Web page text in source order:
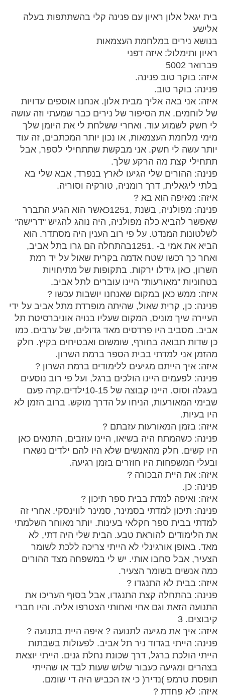
בית יגאל אלון ראיון עם פנינה קלי בהשתתפות בעלה
אלישע
בנושא נירים במלחמת העצמאות
ראיון ותימלול: איזה דפני
פברואר 5002
איזה: בוקר טוב פנינה.
פנינה: בוקר טוב.
איזה: אני באה אליך מבית אלון. אנחנו אוספים עדויות
של לוחמים. את הסיפור של נירים כבר שמעתי וזה עושה
לי חשק לשמוע עוד. ואחרי ששלחת לי את היומן שלך
מימי מלחמת העצמאות, או נכון יותר המכתבים, זה עוד
יותר עשה לי חשק. אני מבקשת שתתחילי לספר, אבל
תתחילי קצת מה הרקע שלך.
פנינה: ההורים שלי הגיעו לארץ בנפרד, אבא שלי בא
בלתי ליגאלית, דרך רומניה, טורקיה וסוריה.
איזה: מאיפה הוא בא ?
פנינה: מפולניה, בשנת ,1251כאשר הוא הגיע התברר
שאפשר להביא כלה מפולניה, היה נוהג להגיש "דרישה"
לשלטונות המנדט. על פי רוב הענין היה מסתדר. הוא
הביא את אמי ב- .1251בהתחלה הם גרו בתל אביב,
ואחר כך רכשו שטח אדמה בקרית שאול על יד רמת
השרון, כאן גידלו ירקות. בתקופות של מתיחויות
בטחוניות "מאורעות" היינו עוברים לתל אביב.
איזה: ממש כאן במקום שאנחנו יושבות עכשו ?
פנינה: כן, קרית שאול, שהיתה מופרדת מתל אביב על ידי
העיירה שיך מוניס, המקום שעליו בנויה אוניברסיטת תל
אביב. מסביב היו פרדסים מאד גדולים, של ערבים. כמו
כן שדות תבואה בחורף, שומשום ואבטיחים בקיץ. חלק
מהזמן אני למדתי בבית הספר ברמת השרון.
איזה: איך הייתם מגיעים ללימודים ברמת השרון ?
פנינה: לפעמים היינו הולכים ברגל, ועל פי רוב נוסעים
בעגלה וסוס. היינו קבוצה של 10-15ילדים.קרה פעם
שבימי המאורעות, הניחו על הדרך מוקש. ברוב הזמן לא
היו בעיות.
איזה: בזמן המאורעות עזבתם ?
פנינה: כשהמתח היה בשיאו, היינו עוזבים, התנאים כאן
היו קשים. חלק מהאנשים שלא היו להם ילדים נשארו
ובעלי המשפחות היו חוזרים בזמן רגיעה.
איזה: את היית הבכורה ?
פנינה: כן.
איזה: ואיפה למדת בבית ספר תיכון ?
פנינה: תיכון למדתי בסמינר, סמינר לווינסקי. אחרי זה
למדתי בבית ספר חקלאי בעינות. יותר מאוחר השלמתי
את הלימודים להוראת טבע. הבית שלי היה דתי, לא
מאד. באופן אורגינלי לא הייתי צריכה ללכת לשומר
הצעיר, אבל סחבו אותי. יש לי במשפחה מצד ההורים
כמה אנשים בשומר הצעיר.
איזה: בבית לא התנגדו ?
פנינה: בהתחלה קצת התנגדו, אבל בסוף העריכו את
התנועה הזאת וגם אחי ואחותי הצטרפו אליה. והיו חברי
קיבוצים. 3
איזה: איך את מגיעה לתנועה ? איפה היית בתנועה ?
פנינה: הייתי בגדוד ניר תל אביב. לפעולות בשבתות
הייתי הולכת ברגל, דרך שכונת נחלת גנים. הייתי יוצאת
בצהרים ומגיעה כעבור שלוש שעות לבד או שהייתי
תופסת טרמפ )נדיר( כי אז הכביש היה די שומם.
איזה: לא פחדת ?